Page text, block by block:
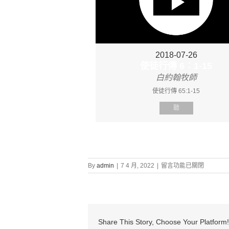
2018-07-26
白約翰牧師
使徒行傳 65:1-15
聽
By admin 7 4 月, 2022
在
〈證
徒
留言功能已關閉
Share This Story, Choose Your Platform!